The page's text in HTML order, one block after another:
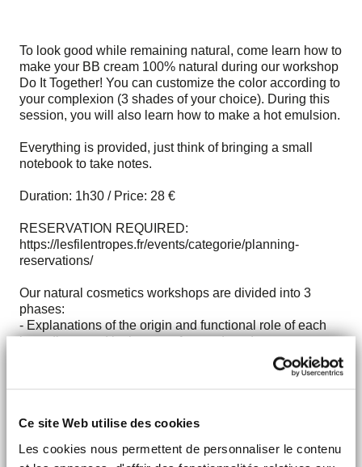
Ce site Web utilise des cookies
Les cookies nous permettent de personnaliser le contenu
To look good while remaining natural, come learn how to
make your BB cream 100% natural during our workshop
Do It Together! You can customize the color according to
your complexion (3 shades of your choice). During this
session, you will also learn how to make a hot emulsion.
Everything is provided, just think of bringing a small
notebook to take notes.
Duration: 1h30 / Price: 28 €
RESERVATION REQUIRED:
https://lesfilentropes.fr/events/categorie/planning-
reservations/
Our natural cosmetics workshops are divided into 3
phases:
- Explanations of the origin and functional role of each
ingredient used in the manufactured product
- Explanations on the product manufacturing technique
yourself and all the know-how to be able to do it at
real Consom'Acteur!